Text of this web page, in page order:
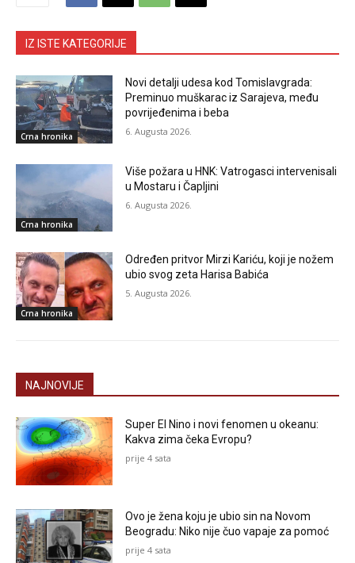
IZ ISTE KATEGORIJE
Crna hronika
Novi detalji udesa kod Tomislavgrada:
Preminuo muškarac iz Sarajeva, među
povrijeđenima i beba
6. Augusta 2026.
Crna hronika
Više požara u HNK: Vatrogasci intervenisali
u Mostaru i Čapljini
6. Augusta 2026.
Crna hronika
Određen pritvor Mirzi Kariću, koji je nožem
ubio svog zeta Harisa Babića
5. Augusta 2026.
NAJNOVIJE
Super El Nino i novi fenomen u okeanu:
Kakva zima čeka Evropu?
prije 4 sata
Ovo je žena koju je ubio sin na Novom
Beogradu: Niko nije čuo vapaje za pomoć
prije 4 sata